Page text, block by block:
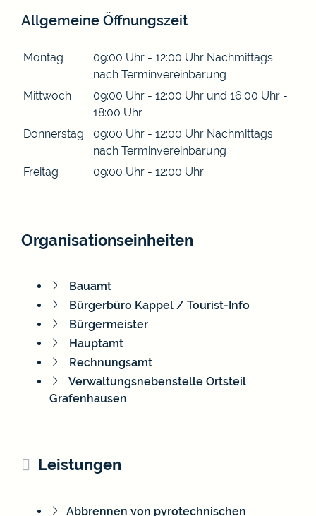
Allgemeine Öffnungszeit
Montag 09:00 Uhr - 12:00 Uhr Nachmittags
nach Terminvereinbarung
Mittwoch
09:00 Uhr - 12:00 Uhr und 16:00 Uhr -
18:00 Uhr
Donnerstag
09:00 Uhr - 12:00 Uhr Nachmittags
nach Terminvereinbarung
Freitag
09:00 Uhr - 12:00 Uhr
Organisationseinheiten
Bauamt
Bürgerbüro Kappel / Tourist-Info
Bürgermeister
Hauptamt
Rechnungsamt
Verwaltungsnebenstelle Ortsteil
Grafenhausen
Leistungen
Abbrennen von pyrotechnischen